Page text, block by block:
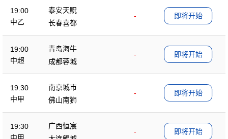
19:00
中乙
泰安天贶
-
长春喜都
即将开始
19:00
中超
青岛海牛
-
成都蓉城
即将开始
19:30
中甲
南京城市
-
佛山南狮
即将开始
19:30
广西恒宸
-
即将开始